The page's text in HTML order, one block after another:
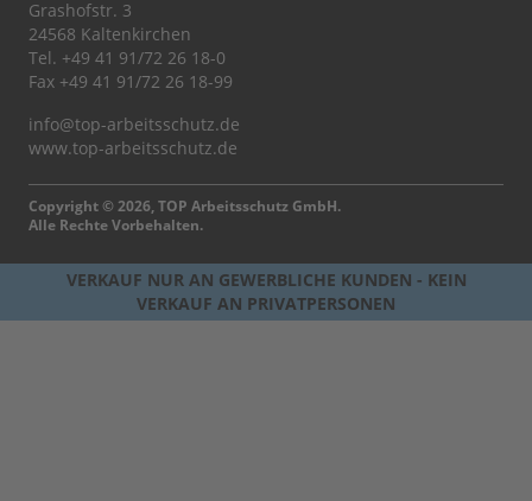
Grashofstr. 3
24568 Kaltenkirchen
Tel. +49 41 91/72 26 18-0
Fax +49 41 91/72 26 18-99
info@top-arbeitsschutz.de
www.top-arbeitsschutz.de
Copyright © 2026, TOP Arbeitsschutz GmbH.
Alle Rechte Vorbehalten.
VERKAUF NUR AN GEWERBLICHE KUNDEN - KEIN
VERKAUF AN PRIVATPERSONEN